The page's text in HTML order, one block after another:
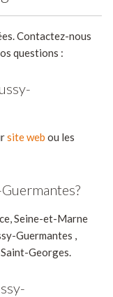
Contactez-nous
questions :
site web ou les
Seine-et-Marne
Guermantes ,
Georges.